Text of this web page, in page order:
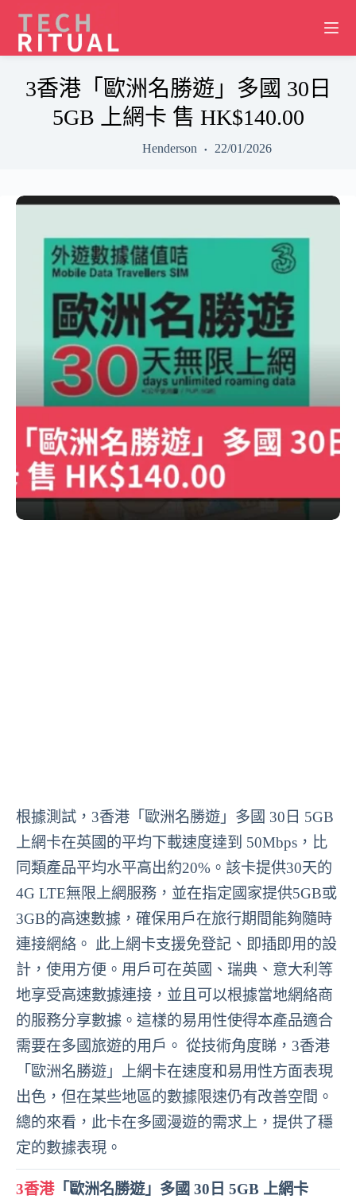
content
3香港「歐洲名勝遊」多國 30日
5GB 上網卡 售 HK$140.00
Henderson 22/01/2026
根據測試，3香港「歐洲名勝遊」多國 30日 5GB
上網卡在英國的平均下載速度達到 50Mbps，比
同類產品平均水平高出約20%。該卡提供30天的
4G LTE無限上網服務，並在指定國家提供5GB或
3GB的高速數據，確保用戶在旅行期間能夠隨時
連接網絡。 此上網卡支援免登記、即插即用的設
計，使用方便。用戶可在英國、瑞典、意大利等
地享受高速數據連接，並且可以根據當地網絡商
的服務分享數據。這樣的易用性使得本產品適合
需要在多國旅遊的用戶。 從技術角度睇，3香港
「歐洲名勝遊」上網卡在速度和易用性方面表現
出色，但在某些地區的數據限速仍有改善空間。
總的來看，此卡在多國漫遊的需求上，提供了穩
定的數據表現。
3香港「歐洲名勝遊」多國 30日 5GB 上網卡